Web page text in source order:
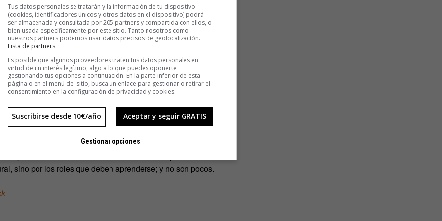
momento puede revisarse y corregirse si procede.
la estrategia Holacracy ya no se puede escurrir el
pullquote]
asignando más responsabilidad a los empleados… todo
es un sistema transgresor y sus propios promotores
también tiene su parte negativa, y no es menor. Para
internamente se diluye y de alguna manera, la
pero en algunos perfiles puede resultar poco
el papel, optar por organizaciones con más
reuniones para ir tomando el pulso de las acciones,
obligar a dedicar más horas a sus empleados. Los
peculiar sistema hablan también de una empinada
sino por los roles que deben aprenderse; y no son pocos.
Tus datos personales se tratarán y la información de tu dispositivo
(cookies, identificadores únicos y otros datos en el dispositivo) podrá
ser almacenada y consultada por 205 partners y compartida con ellos, o
bien usada específicamente por este sitio. Tanto nosotros como
nuestros partners podemos usar datos precisos de geolocalización.
Lista de partners.
Es posible que algunos proveedores traten tus datos personales en
virtud de un interés legítimo, algo a lo que puedes oponerte
gestionando tus opciones a continuación. En la parte inferior de esta
página o en el menú del sitio, busca un enlace para gestionar o retirar el
consentimiento en la configuración de privacidad y cookies.
Aceptar y seguir GRATIS
Suscribirse desde 10€/año
Gestionar opciones